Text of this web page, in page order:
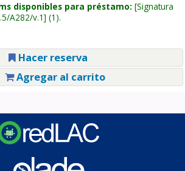
disponibles para préstamo: Signatura
A282/v.1 (1).
Hacer reserva
Agregar al carrito